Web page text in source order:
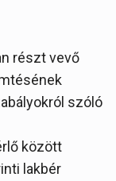
részt vevő
szóló
között
lakbér